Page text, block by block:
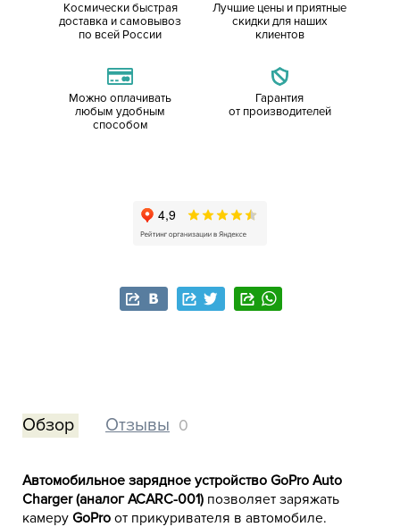
Космически быстрая
доставка и самовывоз
по всей России
Лучшие цены и приятные
скидки для наших
клиентов
Можно оплачивать
любым удобным
способом
Гарантия
от производителей
Обзор Отзывы 0
Автомобильное зарядное устройство GoPro Auto
Charger (аналог ACARC-001) позволяет заряжать
камеру GoPro от прикуривателя в автомобиле.